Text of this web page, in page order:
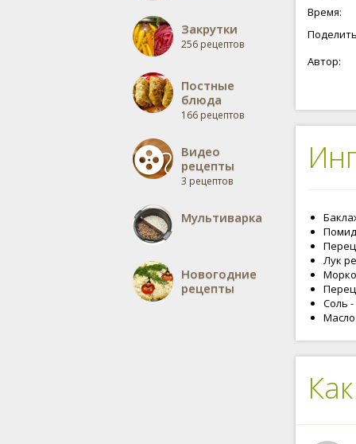
Закрутки
256 рецептов
Постные
блюда
166 рецептов
Видео
рецепты
3 рецептов
Мультиварка
Новогодние
рецепты
Время:
Автор:
Перец
Лук
Перец
Соль -